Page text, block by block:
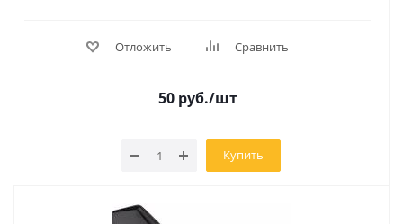
Отложить Сравнить
50 руб./шт
Купить